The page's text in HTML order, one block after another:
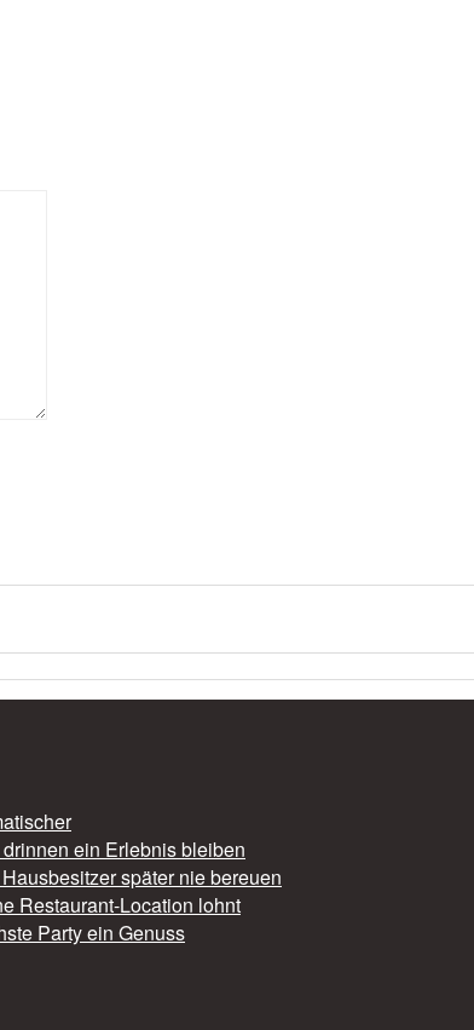
ein Erlebnis bleiben
später nie bereuen
Restaurant-Location lohnt
Party ein Genuss